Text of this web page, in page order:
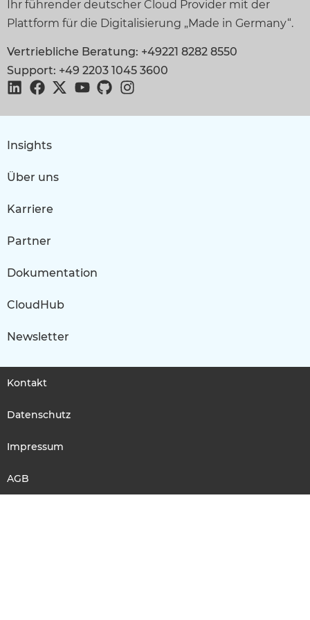
Ihr führender deutscher Cloud Provider mit der
Plattform für die Digitalisierung „Made in Germany“.
Vertriebliche Beratung: +49221 8282 8550
Support: +49 2203 1045 3600
Insights
Über uns
Karriere
Partner
Dokumentation
CloudHub
Newsletter
Kontakt
Datenschutz
Impressum
AGB